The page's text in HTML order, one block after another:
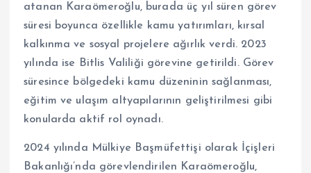
atanan Karaömeroğlu, burada üç yıl süren görev
süresi boyunca özellikle kamu yatırımları, kırsal
kalkınma ve sosyal projelere ağırlık verdi. 2023
yılında ise Bitlis Valiliği görevine getirildi. Görev
süresince bölgedeki kamu düzeninin sağlanması,
eğitim ve ulaşım altyapılarının geliştirilmesi gibi
konularda aktif rol oynadı.
2024 yılında Mülkiye Başmüfettişi olarak İçişleri
Bakanlığı’nda görevlendirilen Karaömeroğlu,